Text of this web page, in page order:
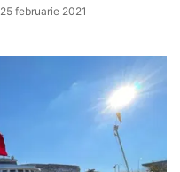
25 februarie 2021